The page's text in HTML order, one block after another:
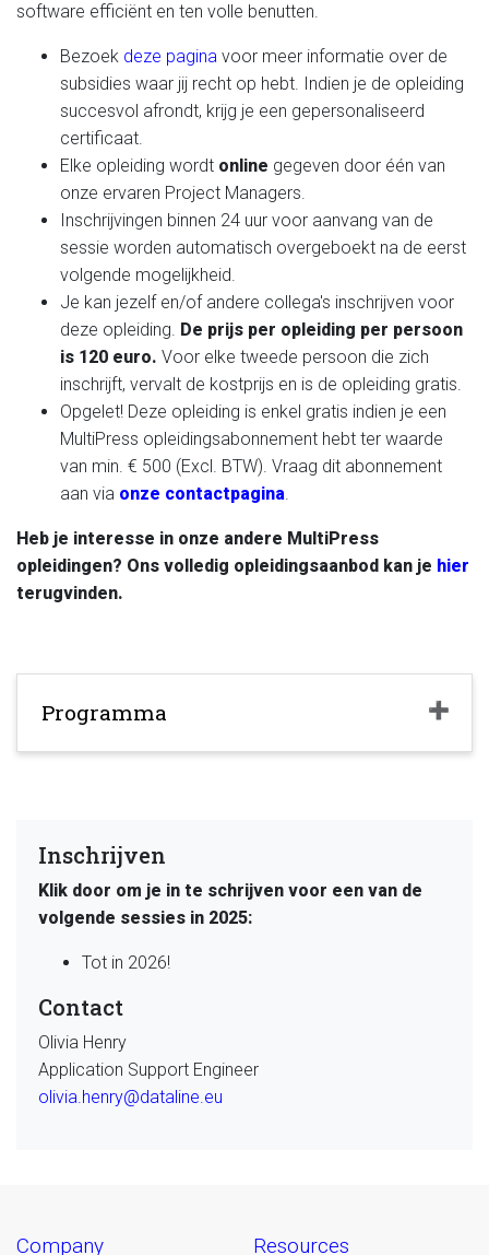
software efficiënt en ten volle benutten.
Bezoek deze pagina voor meer informatie over de
subsidies waar jij recht op hebt. Indien je de opleiding
succesvol afrondt, krijg je een gepersonaliseerd
certificaat.
Elke opleiding wordt online gegeven door één van
onze ervaren Project Managers.
Inschrijvingen binnen 24 uur voor aanvang van de
sessie worden automatisch overgeboekt na de eerst
volgende mogelijkheid.
Je kan jezelf en/of andere collega's inschrijven voor
deze opleiding. De prijs per opleiding per persoon
is 120 euro. Voor elke tweede persoon die zich
inschrijft, vervalt de kostprijs en is de opleiding gratis.
Opgelet! Deze opleiding is enkel gratis indien je een
MultiPress opleidingsabonnement hebt ter waarde
van min. € 500 (Excl. BTW). Vraag dit abonnement
aan via onze contactpagina.
Heb je interesse in onze andere MultiPress
opleidingen? Ons volledig opleidingsaanbod kan je hier
terugvinden.
Programma
Inschrijven
Klik door om je in te schrijven voor een van de
volgende sessies in 2025:
Tot in 2026!
Contact
Olivia Henry
Application Support Engineer
olivia.henry@dataline.eu
company resources